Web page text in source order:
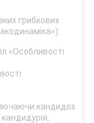
грибкових
«Особливості
кандидоз